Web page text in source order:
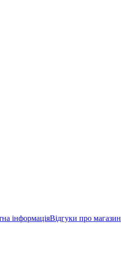
інформаціяВідгуки про магазин